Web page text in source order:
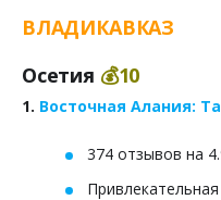
ВЛАДИКАВКАЗ
Осетия 💰10
1. Восточная Алания:
374 отзывов на